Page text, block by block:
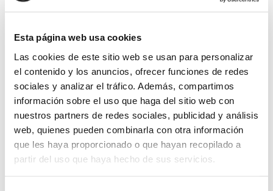
Esta página web usa cookies
Las cookies de este sitio web se usan para personalizar
el contenido y los anuncios, ofrecer funciones de redes
sociales y analizar el tráfico. Además, compartimos
información sobre el uso que haga del sitio web con
nuestros partners de redes sociales, publicidad y análisis
web, quienes pueden combinarla con otra información
que les haya proporcionado o que hayan recopilado a
partir del uso que haya hecho de sus servicios.
22% más
un riñón o parte de su hígado, un
anterior. Un crecimiento que, en parte, se explica por el aumento
de ladonación en asistolia, que hasta el 15 de marzo había
experimentado un incremento del24%respecto al mismo
periodo del año previo.
Beatriz Domínguez-Gil
, directora de la ONT, recuerda que “el